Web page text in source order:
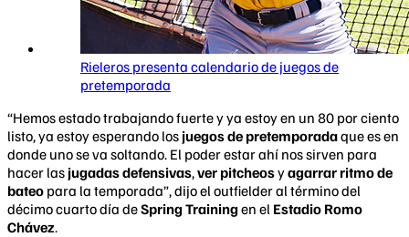
Rieleros presenta calendario de juegos de
pretemporada
“Hemos estado trabajando fuerte y ya estoy en un 80 por ciento
listo, ya estoy esperando los juegos de pretemporadaque es en
donde uno se va soltando. El poder estar ahí nos sirven para
hacer las jugadas defensivas,ver pitcheosyagarrar ritmo de
bateo para la temporada”, dijo el outfielder al término del
décimo cuarto día deSpring Training en el Estadio Romo
Chávez.